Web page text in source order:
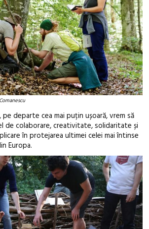
departe cea mai puțin ușoară, vrem să
de colaborare, creativitate, solidaritate și
în protejarea ultimei celei mai întinse
Europa.